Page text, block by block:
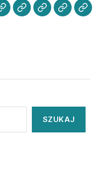
POZNAJ
CO
MOJE
SZUKAJ